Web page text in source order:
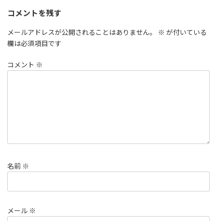
コメントを残す
メールアドレスが公開されることはありません。 ※ が付いている
欄は必須項目です
コメント ※
名前 ※
メール ※